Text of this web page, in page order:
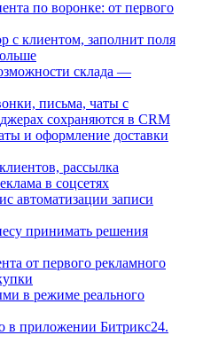
по воронке: от первого
с клиентом, заполнит поля
склада —
письма, чаты с
сохраняются в CRM
и оформление доставки
рассылка
в соцсетях
автоматизации записи
принимать решения
от первого рекламного
в режиме реального
в приложении Битрикс24.